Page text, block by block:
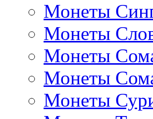
Монеты
Монеты
Монеты
Монеты
Монеты